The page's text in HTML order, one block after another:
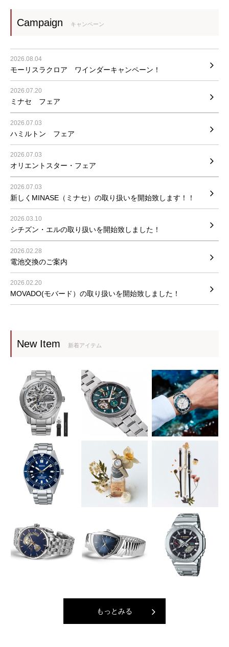
Campaign キャンペーン
2026.08.04
モーリスラクロア ワインダーキャンペーン！
2026.07.20
ミナセ フェア
2026.07.03
ハミルトン フェア
2026.07.03
オリエントスター・フェア
2026.07.03
新しくMINASE（ミナセ）の取り扱いを開始致します！！
2026.03.10
シチズン・エルの取り扱いを開始致しました！
2026.02.28
電池交換のご案内
2026.02.20
MOVADO(モバード）の取り扱いを開始致しました！
New Item 新着アイテム
もっとみる